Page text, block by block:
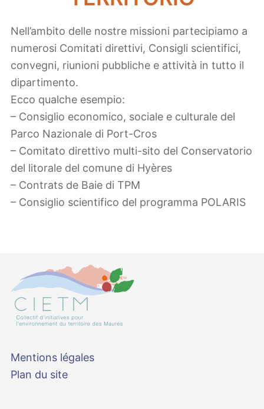
Nell’ambito delle nostre missioni partecipiamo a
numerosi Comitati direttivi, Consigli scientifici,
convegni, riunioni pubbliche e attività in tutto il
dipartimento.
Ecco qualche esempio:
– Consiglio economico, sociale e culturale del
Parco Nazionale di Port-Cros
– Comitato direttivo multi-sito del Conservatorio
del litorale del comune di Hyères
– Contrats de Baie di TPM
– Consiglio scientifico del programma POLARIS
Mentions légales
Plan du site